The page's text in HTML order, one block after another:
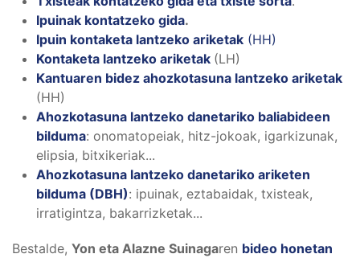
Ipuinak kontatzeko gida.
Ipuin kontaketa lantzeko ariketak (HH)
Kontaketa lantzeko ariketak (LH)
Kantuaren bidez ahozkotasuna lantzeko ariketak
(HH)
Ahozkotasuna lantzeko danetariko baliabideen
bilduma: onomatopeiak, hitz-jokoak, igarkizunak,
elipsia, bitxikeriak...
Ahozkotasuna lantzeko danetariko ariketen
bilduma (DBH): ipuinak, eztabaidak, txisteak,
irratigintza, bakarrizketak...
Bestalde, Yon eta Alazne Suinagaren bideo honetan